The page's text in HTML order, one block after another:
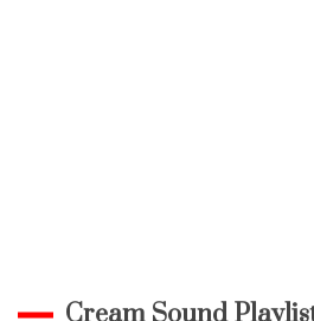
Cream Sound